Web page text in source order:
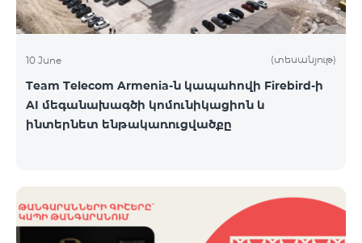
10 June (տեսանյութ)
Team Telecom Armenia-ն կապահովի Firebird-ի
AI մեգանախագծի կոմունիկացիոն և
ինտերնետ ենթակառուցվածքը